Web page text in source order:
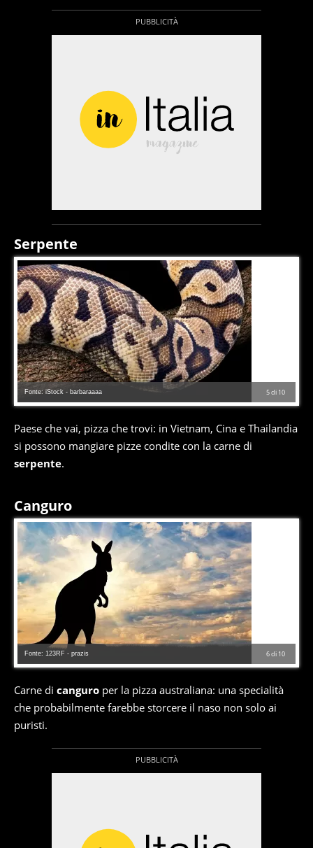
Serpente
5di 10
Fonte: iStock - barbaraaaa
Paese che vai, pizza che trovi: in Vietnam, Cina e Thailandia
si possono mangiare pizze condite con la carne di
serpente.
Canguro
6di 10
Fonte: 123RF - prazis
Carne di canguro per la pizza australiana: una specialità
che probabilmente farebbe storcere il naso non solo ai
puristi.